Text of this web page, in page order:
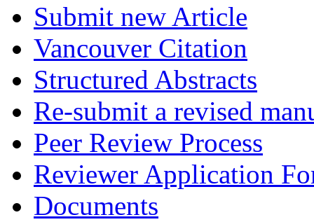
Submit new Article
Vancouver Citation
Structured Abstracts
Re-submit a revised
Peer Review Process
Reviewer Application
Documents